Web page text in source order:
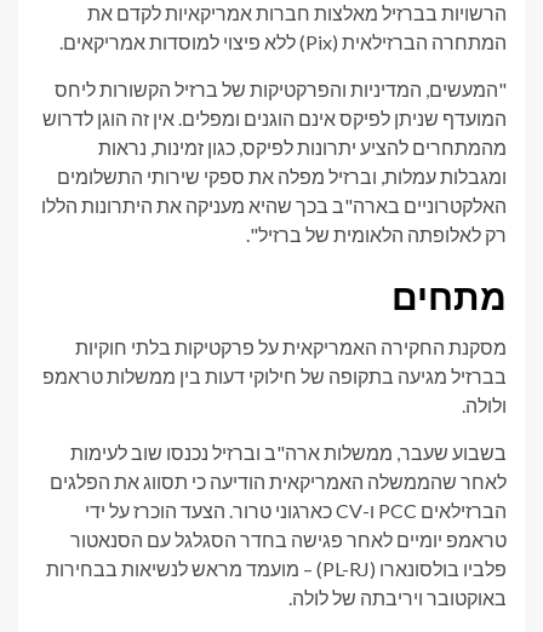
הרשויות בברזיל מאלצות חברות אמריקאיות לקדם את
המתחרה הברזילאית (Pix) ללא פיצוי למוסדות אמריקאים.
"המעשים, המדיניות והפרקטיקות של ברזיל הקשורות ליחס
המועדף שניתן לפיקס אינם הוגנים ומפלים. אין זה הוגן לדרוש
מהמתחרים להציע יתרונות לפיקס, כגון זמינות, נראות
ומגבלות עמלות, וברזיל מפלה את ספקי שירותי התשלומים
האלקטרוניים בארה"ב בכך שהיא מעניקה את היתרונות הללו
רק לאלופתה הלאומית של ברזיל".
מתחים
מסקנת החקירה האמריקאית על פרקטיקות בלתי חוקיות
בברזיל מגיעה בתקופה של חילוקי דעות בין ממשלות טראמפ
ולולה.
בשבוע שעבר, ממשלות ארה"ב וברזיל נכנסו שוב לעימות
לאחר שהממשלה האמריקאית הודיעה כי תסווג את הפלגים
הברזילאים PCC ו-CV כארגוני טרור. הצעד הוכרז על ידי
טראמפ יומיים לאחר פגישה בחדר הסגלגל עם הסנאטור
פלביו בולסונארו (PL-RJ) – מועמד מראש לנשיאות בבחירות
באוקטובר ויריבתה של לולה.